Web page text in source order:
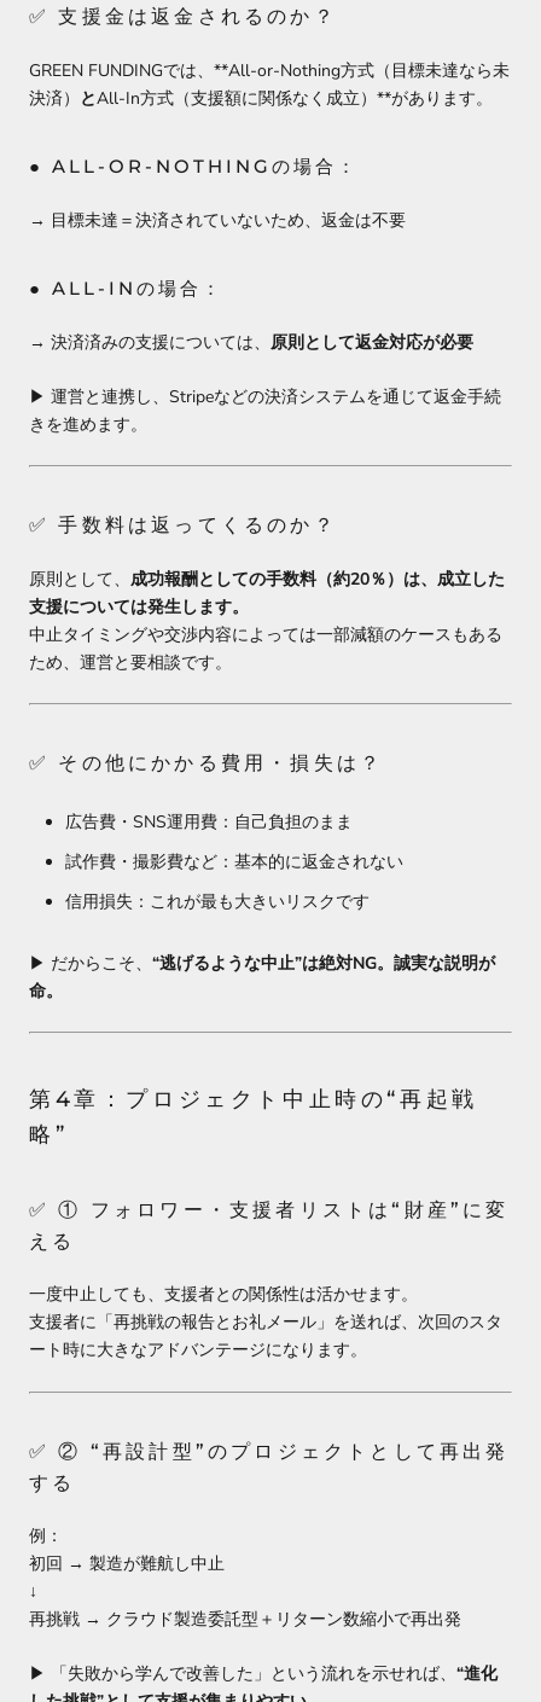
✅ 支援金は返金されるのか？
GREEN FUNDINGでは、**All-or-Nothing方式（目標未達なら未
決済） とAll-In方式（支援額に関係なく成立）**があります。
● ALL-OR-NOTHINGの場合：
→ 目標未達＝決済されていないため、返金は不要
● ALL-INの場合：
→ 決済済みの支援については、 原則として返金対応が必要
▶︎ 運営と連携し、Stripeなどの決済システムを通じて返金手続
きを進めます。
✅ 手数料は返ってくるのか？
原則として、 成功報酬としての手数料（約20％）は、成立した
支援については発生します。
中止タイミングや交渉内容によっては一部減額のケースもある
ため、運営と要相談です。
✅ その他にかかる費用・損失は？
広告費・SNS運用費：自己負担のまま
試作費・撮影費など：基本的に返金されない
信用損失：これが最も大きいリスクです
▶︎ だからこそ、 “逃げるような中止”は絶対NG。誠実な説明が
命。
第4章：プロジェクト中止時の“再起戦
略”
✅ ① フォロワー・支援者リストは“財産”に変
える
一度中止しても、支援者との関係性は活かせます。
支援者に「再挑戦の報告とお礼メール」を送れば、次回のスタ
ート時に大きなアドバンテージになります。
✅ ② “再設計型”のプロジェクトとして再出発
する
例：
初回 → 製造が難航し中止
↓
再挑戦 → クラウド製造委託型＋リターン数縮小で再出発
▶︎ 「失敗から学んで改善した」という流れを示せれば、 “進化